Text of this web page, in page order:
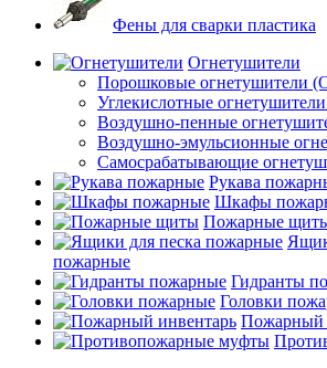
Фены для сварки пластика
Огнетушители
Порошковые огнетушители
Углекислотные
Воздушно-пенные
Воздушно-эмульсионные
Самосрабатывающие
Рукава
Шкафы
Пожарные
пожарные
Гидранты
Головки
Пожарный